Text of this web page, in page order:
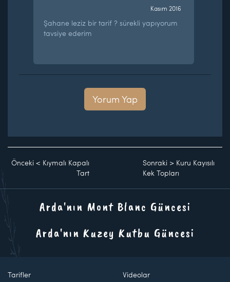
Kasım 2016
Şahane leziz bir tarif ? sürekli yapıyorum
tavsiye ederim
Yorum Yap
Önceki < Kıymalı Kapalı
Tart
Sonraki > Kuru Kayısılı
Kek Topları
Arda'nın Mont Blanc Güncesi
Arda'nın Kuzey Kutbu Güncesi
Tarifler Videolar